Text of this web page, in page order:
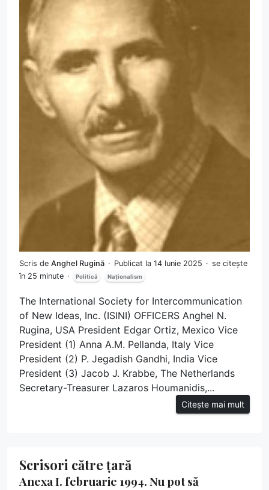
Scris de Anghel Rugină Publicat la 14 Iunie 2025
se citește
în 25 minute
Politică Naționalism
The International Society for Intercommunication
of New Ideas, Inc. (ISINI) OFFICERS Anghel N.
Rugina, USA President Edgar Ortiz, Mexico Vice
President (1) Anna A.M. Pellanda, Italy Vice
President (2) P. Jegadish Gandhi, India Vice
President (3) Jacob J. Krabbe, The Netherlands
Secretary-Treasurer Lazaros Houmanidis,...
Citește mai mult
Scrisori către țară
Anexa I. februarie 1994. Nu pot să